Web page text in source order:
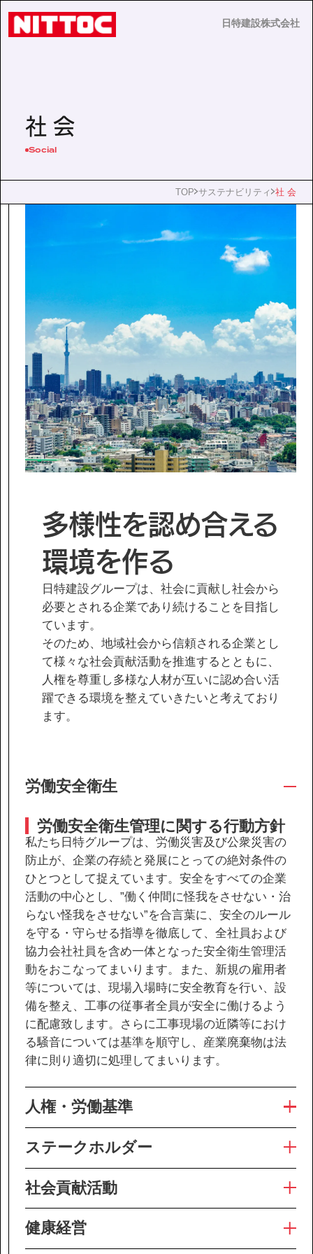
日特建設株式会社
日特建設株式会社
事業内容
IR情報
サステナビリティ
ニュース
お問い合わせ
営業カタログダウンロード
協力会社の皆様へ
個人情報等保護ポリシー
このサイトの使い方
社 会
Social
TOP サステナビリティ 社 会
多様性を認め合える
環境を作る
日特建設グループは、社会に貢献し社会から
必要とされる企業であり続けることを目指し
ています。
そのため、地域社会から信頼される企業とし
て様々な社会貢献活動を推進するとともに、
人権を尊重し多様な人材が互いに認め合い活
躍できる環境を整えていきたいと考えており
ます。
労働安全衛生
労働安全衛生管理に関する行動方針
私たち日特グループは、労働災害及び公衆災害の
防止が、企業の存続と発展にとっての絶対条件の
ひとつとして捉えています。安全をすべての企業
活動の中心とし、”働く仲間に怪我をさせない・治
らない怪我をさせない”を合言葉に、安全のルール
を守る・守らせる指導を徹底して、全社員および
協力会社社員を含め一体となった安全衛生管理活
動をおこなってまいります。また、新規の雇用者
等については、現場入場時に安全教育を行い、設
備を整え、工事の従事者全員が安全に働けるよう
に配慮致します。さらに工事現場の近隣等におけ
る騒音については基準を順守し、産業廃棄物は法
律に則り適切に処理してまいります。
人権・労働基準
ステークホルダー
社会貢献活動
健康経営